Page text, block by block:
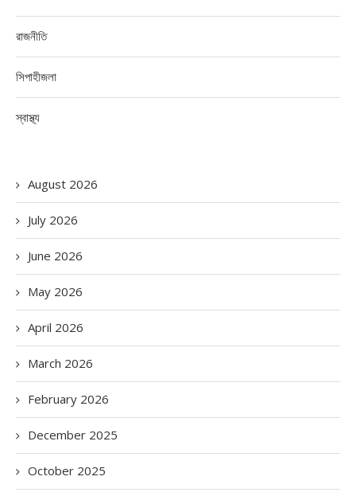
রাজনীতি
সিপাহীজলা
স্বাস্থ্য
August 2026
July 2026
June 2026
May 2026
April 2026
March 2026
February 2026
December 2025
October 2025